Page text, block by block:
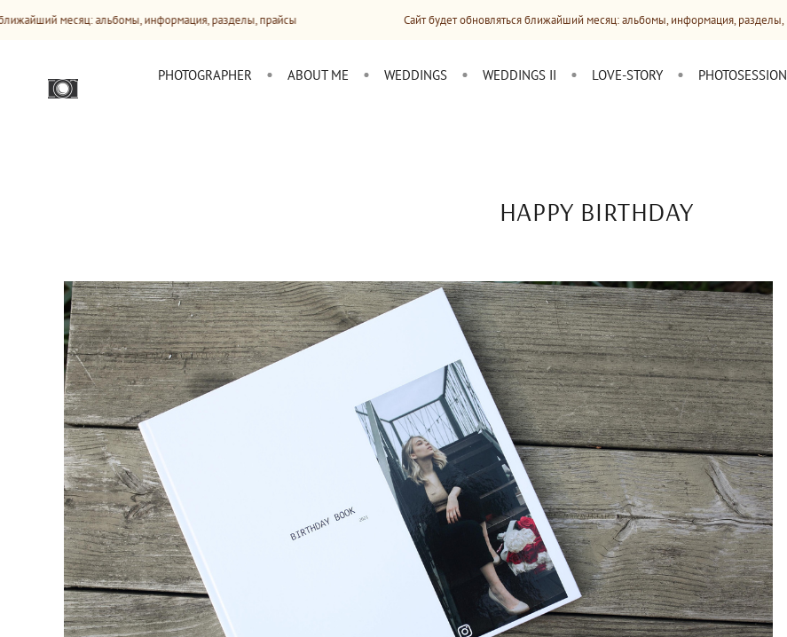
PHOTOGRAPHER ABOUT ME WEDDINGS WEDDINGS II LOVE-STORY PHOTOSESSION
HAPPY BIRTHDAY
альбомы, информация, разделы, прайсы Сайт будет обновляться ближайший месяц: альбомы, информация, разделы, прайсы